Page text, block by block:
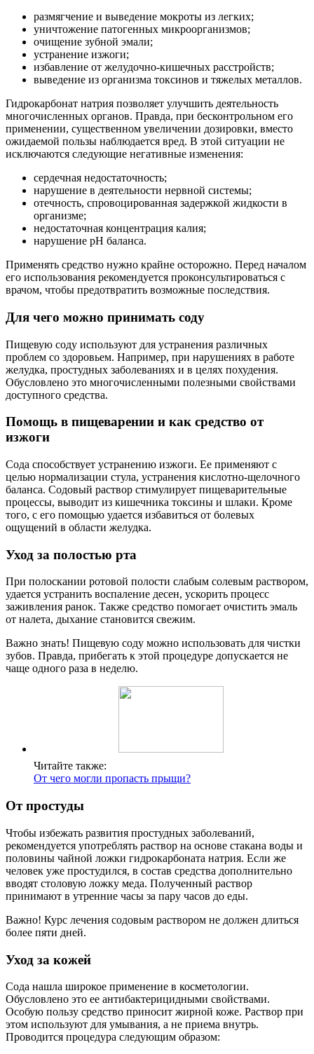
размягчение и выведение мокроты из легких;
уничтожение патогенных микроорганизмов;
очищение зубной эмали;
устранение изжоги;
избавление от желудочно-кишечных расстройств;
выведение из организма токсинов и тяжелых металлов.
Гидрокарбонат натрия позволяет улучшить деятельность
многочисленных органов. Правда, при бесконтрольном его
применении, существенном увеличении дозировки, вместо
ожидаемой пользы наблюдается вред. В этой ситуации не
исключаются следующие негативные изменения:
сердечная недостаточность;
нарушение в деятельности нервной системы;
отечность, спровоцированная задержкой жидкости в
организме;
недостаточная концентрация калия;
нарушение рН баланса.
Применять средство нужно крайне осторожно. Перед началом
его использования рекомендуется проконсультироваться с
врачом, чтобы предотвратить возможные последствия.
Для чего можно принимать соду
Пищевую соду используют для устранения различных
проблем со здоровьем. Например, при нарушениях в работе
желудка, простудных заболеваниях и в целях похудения.
Обусловлено это многочисленными полезными свойствами
доступного средства.
Помощь в пищеварении и как средство от
изжоги
Сода способствует устранению изжоги. Ее применяют с
целью нормализации стула, устранения кислотно-щелочного
баланса. Содовый раствор стимулирует пищеварительные
процессы, выводит из кишечника токсины и шлаки. Кроме
того, с его помощью удается избавиться от болевых
ощущений в области желудка.
Уход за полостью рта
При полоскании ротовой полости слабым солевым раствором,
удается устранить воспаление десен, ускорить процесс
заживления ранок. Также средство помогает очистить эмаль
от налета, дыхание становится свежим.
Важно знать! Пищевую соду можно использовать для чистки
зубов. Правда, прибегать к этой процедуре допускается не
чаще одного раза в неделю.
Читайте также:
От чего могли пропасть прыщи?
От простуды
Чтобы избежать развития простудных заболеваний,
рекомендуется употреблять раствор на основе стакана воды и
половины чайной ложки гидрокарбоната натрия. Если же
человек уже простудился, в состав средства дополнительно
вводят столовую ложку меда. Полученный раствор
принимают в утренние часы за пару часов до еды.
Важно! Курс лечения содовым раствором не должен длиться
более пяти дней.
Уход за кожей
Сода нашла широкое применение в косметологии.
Обусловлено это ее антибактерицидными свойствами.
Особую пользу средство приносит жирной коже. Раствор при
этом используют для умывания, а не приема внутрь.
Проводится процедура следующим образом: